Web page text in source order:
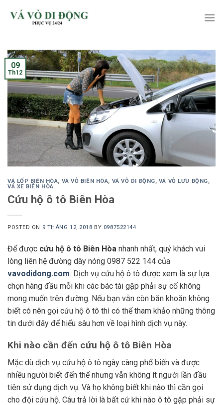
09
Th12
VÁ LỐP BIÊN HÒA, VÁ VỎ BIÊN HÒA, VÁ VỎ DI ĐỘNG, VÁ VỎ LƯU ĐỘNG,
VÁ XE BIÊN HÒA
Cứu hộ ô tô Biên Hòa
POSTED ON 9 THÁNG 12, 2018 BY 0987522144
Để được cứu hộ ô tô Biên Hòa nhanh nhất, quý khách vui
lòng liên hệ đường dây nóng 0987 522 144 của
vavodidong.com. Dịch vụ cứu hộ ô tô được xem là sự lựa
chọn hàng đầu mỗi khi các bác tài gặp phải sự cố không
mong muốn trên đường. Nếu bạn vẫn còn băn khoăn không
biết có nên gọi cứu hộ ô tô thì có thể tham khảo những thông
tin dưới đây để hiểu sâu hơn về loại hình dịch vụ này.
Khi nào cần đến cứu hộ ô tô Biên Hòa
Mặc dù dịch vụ cứu hộ ô tô ngày càng phổ biến và được
nhiều người biết đến thế nhưng vẫn không ít người lần đầu
tiên sử dụng dịch vụ. Và họ không biết khi nào thì cần gọi
cho đội cứu hộ. Câu trả lời là bất cứ khi nào ô tô gặp phải sự